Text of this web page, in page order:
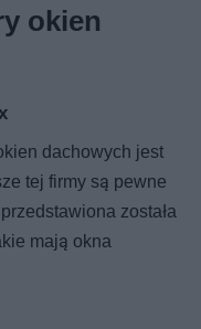
okien
dachowych jest
tej firmy są pewne
została
mają okna